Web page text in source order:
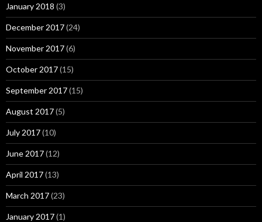
January 2018 (3)
December 2017(24)
November 2017(6)
October 2017(15)
September 2017(15)
August 2017(5)
July 2017(10)
June 2017(12)
April 2017(13)
March 2017(23)
January 2017(1)